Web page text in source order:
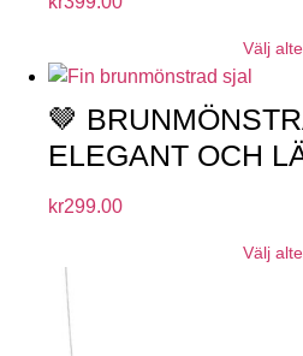
Välj
🤎
ELEGANT OCH
kr299.00
Välj